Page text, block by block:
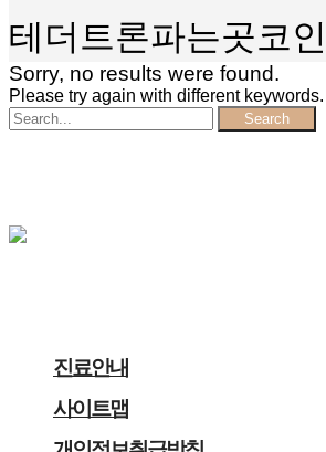
테더트론파는곳코
Sorry, no results were found.
Please try again with different keywords.
Search
진료안내
사이트맵